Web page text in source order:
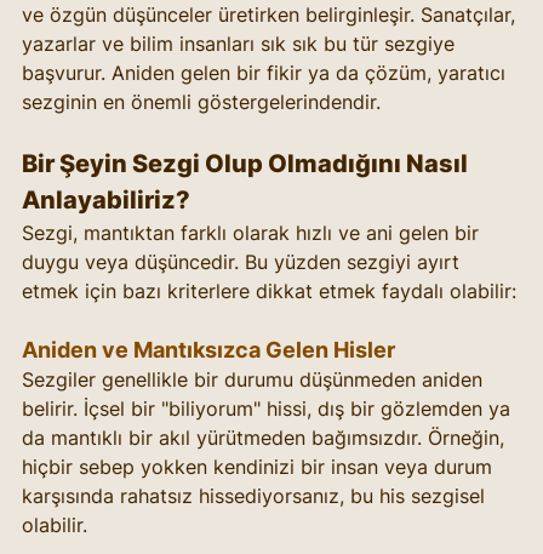
ve özgün düşünceler üretirken belirginleşir. Sanatçılar,
yazarlar ve bilim insanları sık sık bu tür sezgiye
başvurur. Aniden gelen bir fikir ya da çözüm, yaratıcı
sezginin en önemli göstergelerindendir.
Bir Şeyin Sezgi Olup Olmadığını Nasıl
Anlayabiliriz?
Sezgi, mantıktan farklı olarak hızlı ve ani gelen bir
duygu veya düşüncedir. Bu yüzden sezgiyi ayırt
etmek için bazı kriterlere dikkat etmek faydalı olabilir:
Aniden ve Mantıksızca Gelen Hisler
Sezgiler genellikle bir durumu düşünmeden aniden
belirir. İçsel bir "biliyorum" hissi, dış bir gözlemden ya
da mantıklı bir akıl yürütmeden bağımsızdır. Örneğin,
hiçbir sebep yokken kendinizi bir insan veya durum
karşısında rahatsız hissediyorsanız, bu his sezgisel
olabilir.